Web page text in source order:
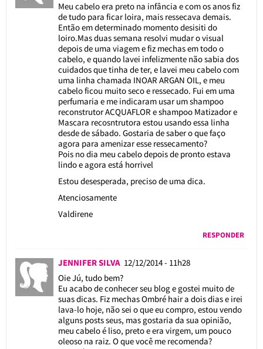
Meu cabelo era preto na infância e com os anos fiz
de tudo para ficar loira, mais ressecava demais.
Então em determinado momento desisiti do
loiro.Mas duas semana resolvi mudar o visual
depois de uma viagem e fiz mechas em todo o
cabelo, e quando lavei infelizmente não sabia dos
cuidados que tinha de ter, e lavei meu cabelo com
uma linha chamada INOAR ARGAN OIL, e meu
cabelo ficou muito seco e ressecado. Fui em uma
perfumaria e me indicaram usar um shampoo
reconstrutor ACQUAFLOR e shampoo Matizador e
Mascara recosntrutora estou usando essa linha
desde de sábado. Gostaria de saber o que faço
agora para amenizar esse ressecamento?
Pois no dia meu cabelo depois de pronto estava
lindo e agora está horrivel
Estou desesperada, preciso de uma dica.
Atenciosamente
Valdirene
RESPONDER
JENNIFER SILVA 12/12/2014 - 11h28
Oie Jú, tudo bem?
Eu acabo de conhecer seu blog e gostei muito de
suas dicas. Fiz mechas Ombré hair a dois dias e irei
lava-lo hoje, não sei o que eu compro, estou vendo
alguns posts seus, mas gostaria da sua opinião,
meu cabelo é liso, preto e era virgem, um pouco
oleoso na raiz. O que você me recomenda?